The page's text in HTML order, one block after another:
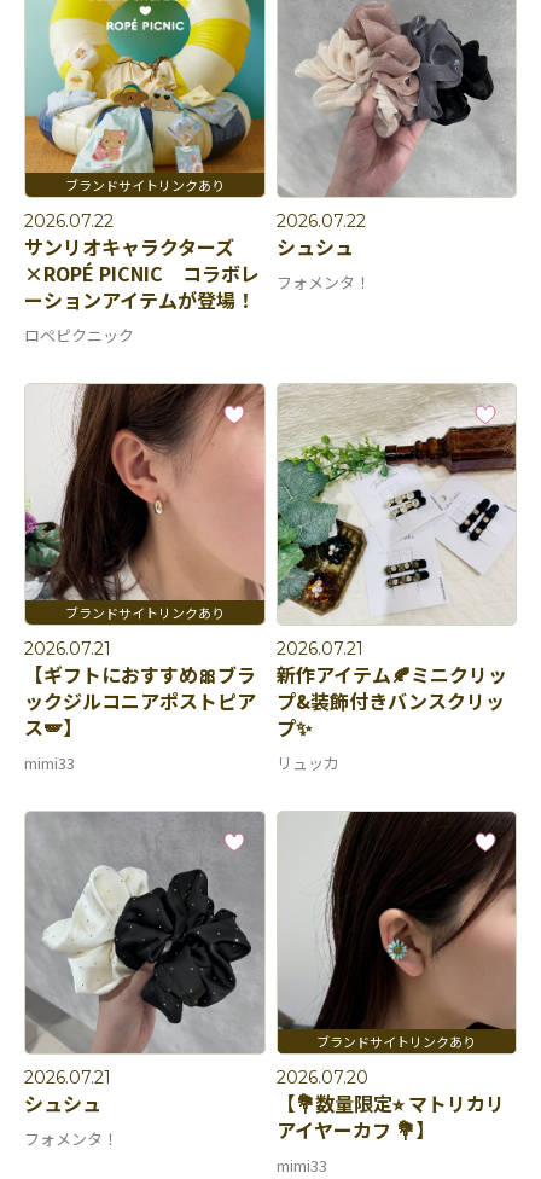
2026.07.22
サンリオキャラクターズ
×ROPÉ PICNIC コラボレ
ーションアイテムが登場！
ロペピクニック
2026.07.22
シュシュ
フォメンタ！
2026.07.21
【ギフトにおすすめ🎀ブラ
ックジルコニアポストピア
ス🪽】
mimi33
2026.07.21
新作アイテム🍂ミニクリッ
プ&装飾付きバンスクリッ
プ✨
リュッカ
2026.07.21
シュシュ
フォメンタ！
2026.07.20
【💐数量限定⭐︎ マトリカリ
アイヤーカフ 💐】
mimi33